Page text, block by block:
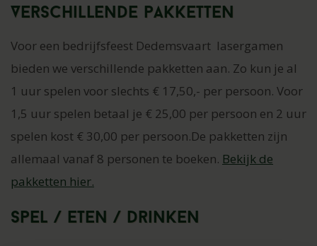
Verschillende pakketten
Voor een bedrijfsfeest Dedemsvaart lasergamen
bieden we verschillende pakketten aan. Zo kun je al
1 uur spelen voor slechts € 17,50,- per persoon. Voor
1,5 uur spelen betaal je € 25,00 per persoon en 2 uur
spelen kost € 30,00 per persoon.De pakketten zijn
allemaal vanaf 8 personen te boeken. Bekijk de
pakketten hier.
Spel / Eten / Drinken